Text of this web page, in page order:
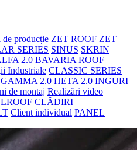
producție ZET ROOF ZET
SERIES SINUS SKRIN
2.0 BAVARIA ROOF
Industriale CLASSIC SERIES
GAMMA 2.0 HETA 2.0 INGURI
de montaj Realizări video
CLĂDIRI
Client individual PANEL